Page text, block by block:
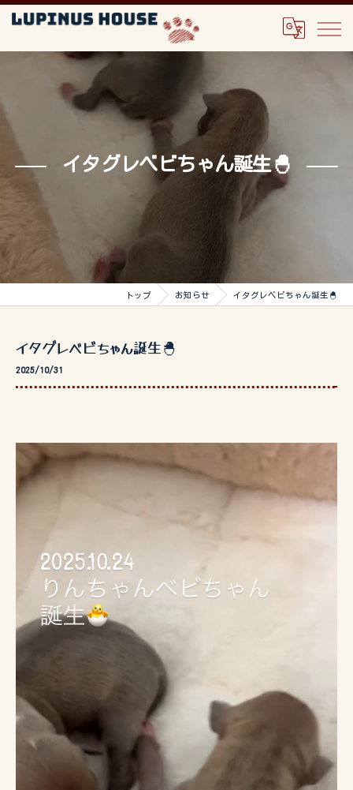
イタグレベビちゃん誕生🐣
トップ お知らせ イタグレベビちゃん誕生🐣
イタグレベビちゃん誕生🐣
2025/10/31